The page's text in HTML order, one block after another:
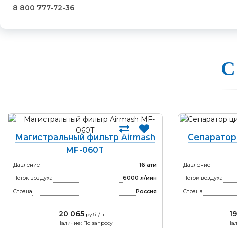
8 800 777-72-36
Магистральный фильтр Airmash
MF-060T
Давление
16 атм
Поток воздуха
6000 л/мин
Страна
Россия
20 065руб. / шт.
Наличие: По запросу
Давление
Поток воздуха
Страна